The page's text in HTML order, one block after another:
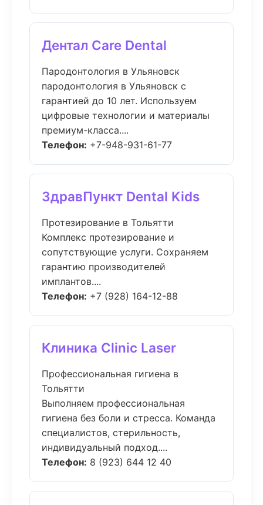
Дентал Care Dental
Пародонтология в Ульяновск
пародонтология в Ульяновск с
гарантией до 10 лет. Используем
цифровые технологии и материалы
премиум-класса....
Телефон: +7-948-931-61-77
ЗдравПункт Dental Kids
Протезирование в Тольятти
Комплекс протезирование и
сопутствующие услуги. Сохраняем
гарантию производителей
имплантов....
Телефон: +7 (928) 164-12-88
Клиника Clinic Laser
Профессиональная гигиена в
Тольятти
Выполняем профессиональная
гигиена без боли и стресса. Команда
специалистов, стерильность,
индивидуальный подход....
Телефон: 8 (923) 644 12 40